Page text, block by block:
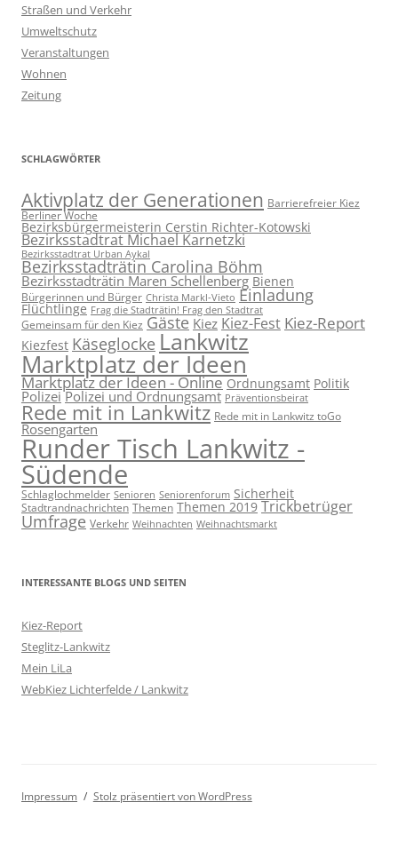
Straßen und Verkehr
Umweltschutz
Veranstaltungen
Wohnen
Zeitung
SCHLAGWÖRTER
Aktivplatz der Generationen Barrierefreier Kiez
Berliner Woche
Bezirksbürgermeisterin Cerstin Richter-Kotowski
Bezirksstadtrat Michael Karnetzki
Bezirksstadtrat Urban Aykal
Bezirksstadträtin Carolina Böhm
Bezirksstadträtin Maren Schellenberg Bienen
Bürgerinnen und Bürger Christa Markl-Vieto Einladung
Flüchtlinge Frag die Stadträtin! Frag den Stadtrat
Gemeinsam für den Kiez Gäste Kiez Kiez-Fest Kiez-Report
Kiezfest Käseglocke Lankwitz
Marktplatz der Ideen
Marktplatz der Ideen - Online Ordnungsamt Politik
Polizei Polizei und Ordnungsamt Präventionsbeirat
Rede mit in Lankwitz Rede mit in Lankwitz toGo
Rosengarten
Runder Tisch Lankwitz -
Südende
Schlaglochmelder Senioren Seniorenforum Sicherheit
Stadtrandnachrichten Themen Themen 2019 Trickbetrüger
Umfrage Verkehr Weihnachten Weihnachtsmarkt
INTERESSANTE BLOGS UND SEITEN
Kiez-Report
Steglitz-Lankwitz
Mein LiLa
WebKiez Lichterfelde / Lankwitz
Impressum Stolz präsentiert von WordPress